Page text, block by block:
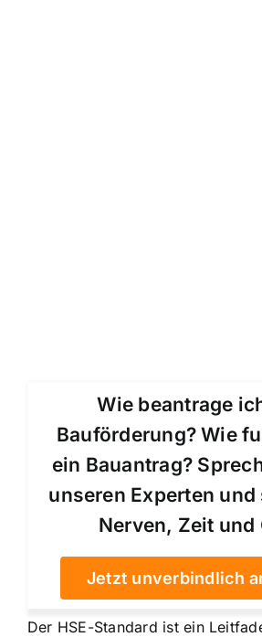
Wie beantrage
Bauförderung? Wie
ein Bauantrag?
unseren Experten und
Nerven, Zeit und
Jetzt unverbindlich
Der HSE-Standard ist ein